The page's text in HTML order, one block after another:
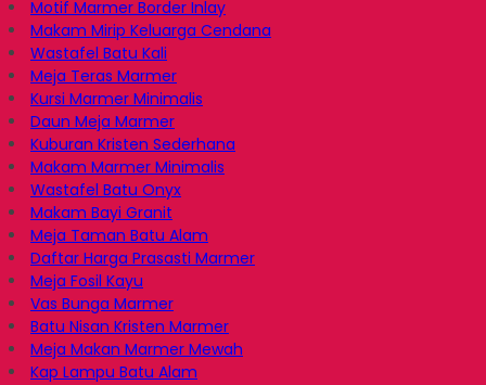
Motif Marmer Border Inlay
Makam Mirip Keluarga Cendana
Wastafel Batu Kali
Meja Teras Marmer
Kursi Marmer Minimalis
Daun Meja Marmer
Kuburan Kristen Sederhana
Makam Marmer Minimalis
Wastafel Batu Onyx
Makam Bayi Granit
Meja Taman Batu Alam
Daftar Harga Prasasti Marmer
Meja Fosil Kayu
Vas Bunga Marmer
Batu Nisan Kristen Marmer
Meja Makan Marmer Mewah
Kap Lampu Batu Alam